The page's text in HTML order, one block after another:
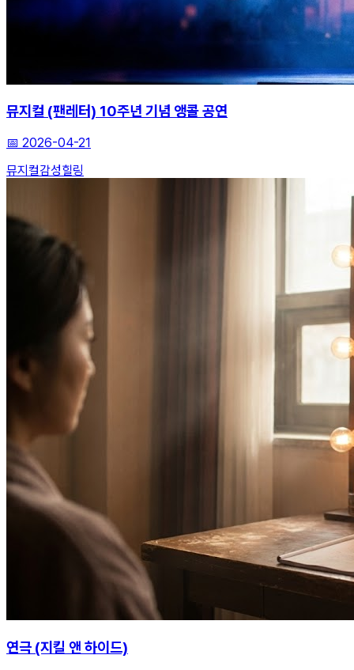
뮤지컬 (팬레터) 10주년 기념 앵콜 공연
📅 2026-04-21
뮤지컬감성힐링
연극 (지킬 앤 하이드)